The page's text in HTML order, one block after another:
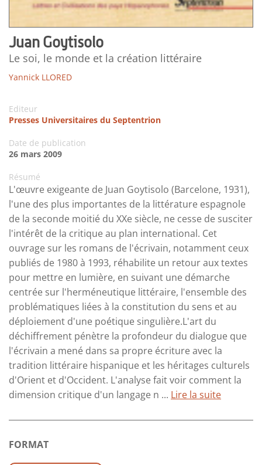
Juan Goytisolo
Le soi, le monde et la création littéraire
Yannick LLORED
Editeur
Presses Universitaires du Septentrion
Date de publication
26 mars 2009
Résumé
L'œuvre exigeante de Juan Goytisolo (Barcelone, 1931),
l'une des plus importantes de la littérature espagnole
de la seconde moitié du XXe siècle, ne cesse de susciter
l'intérêt de la critique au plan international. Cet
ouvrage sur les romans de l'écrivain, notamment ceux
publiés de 1980 à 1993, réhabilite un retour aux textes
pour mettre en lumière, en suivant une démarche
centrée sur l'herméneutique littéraire, l'ensemble des
problématiques liées à la constitution du sens et au
déploiement d'une poétique singulière.L'art du
déchiffrement pénètre la profondeur du dialogue que
l'écrivain a mené dans sa propre écriture avec la
tradition littéraire hispanique et les héritages culturels
d'Orient et d'Occident. L'analyse fait voir comment la
dimension critique d'un langage n ... Lire la suite
FORMAT